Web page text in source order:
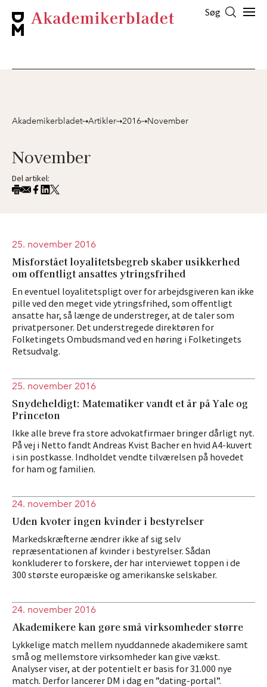
Søg
Akademikerbladet Artikler 2016 November
November
Del artikel:
25. november 2016
Misforstået loyalitetsbegreb skaber usikkerhed
om offentligt ansattes ytringsfrihed
En eventuel loyalitetspligt over for arbejdsgiveren kan ikke
pille ved den meget vide ytringsfrihed, som offentligt
ansatte har, så længe de understreger, at de taler som
privatpersoner. Det understregede direktøren for
Folketingets Ombudsmand ved en høring i Folketingets
Retsudvalg.
25. november 2016
Snydeheldigt: Matematiker vandt et år på Yale og
Princeton
Ikke alle breve fra store advokatfirmaer bringer dårligt nyt.
På vej i Netto fandt Andreas Kvist Bacher en hvid A4-kuvert
i sin postkasse. Indholdet vendte tilværelsen på hovedet
for ham og familien.
24. november 2016
Uden kvoter ingen kvinder i bestyrelser
Markedskræfterne ændrer ikke af sig selv
repræsentationen af kvinder i bestyrelser. Sådan
konkluderer to forskere, der har interviewet toppen i de
300 største europæiske og amerikanske selskaber.
24. november 2016
Akademikere kan gøre små virksomheder større
Lykkelige match mellem nyuddannede akademikere samt
små og mellemstore virksomheder kan give vækst.
Analyser viser, at der potentielt er basis for 31.000 nye
match. Derfor lancerer DM i dag en ”dating-portal”.